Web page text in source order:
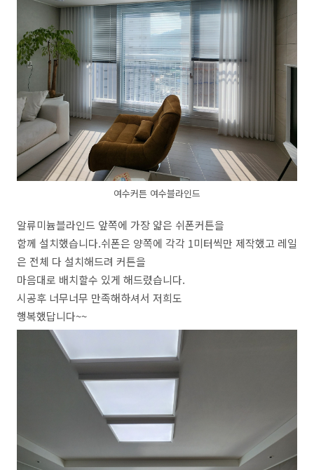
여수커튼 여수블라인드
알류미늄블라인드 앞쪽에 가장 얇은 쉬폰커튼을
함께 설치했습니다.쉬폰은 양쪽에 각각 1미터씩만 제작했고 레일
은 전체 다 설치해드려 커튼을
마음대로 배치할수 있게 해드렸습니다.
시공후 너무너무 만족해하셔서 저희도
행복했답니다~~